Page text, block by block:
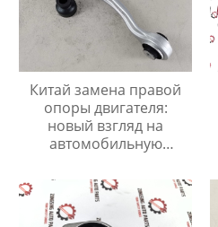
Китай замена правой
опоры двигателя:
новый взгляд на
автомобильную